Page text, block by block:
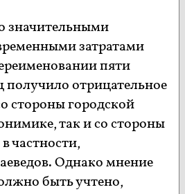
значительными
затратами
пяти
отрицательное
стороны городской
так и со стороны
частности,
Однако мнение
быть учтено,